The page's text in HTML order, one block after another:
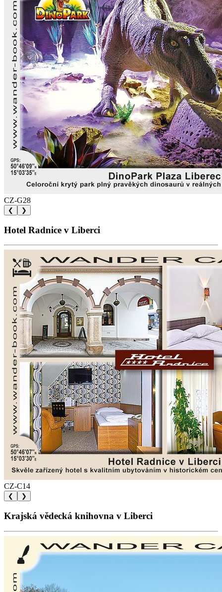
CZ-G28
❮ ❯
Hotel Radnice v Liberci
CZ-C14
❮ ❯
Krajská vědecká knihovna v Liberci